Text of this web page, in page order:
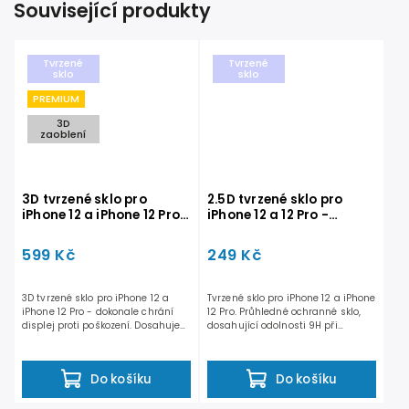
Související produkty
Tvrzené
sklo
PREMIUM
3D
zaoblení
3D tvrzené sklo pro
iPhone 12 a iPhone 12 Pro -
599 Kč
Do košíku
3D tvrzené sklo pro iPhone 12 a
iPhone 12 Pro - dokonale chrání
displej proti poškození. Dosahuje
Tvrzené
sklo
2.5D tvrzené sklo pro
iPhone 12 a 12 Pro -
249 Kč
Do košíku
Tvrzené sklo pro iPhone 12 a iPhone
12 Pro. Průhledné ochranné sklo,
dosahující odolnosti 9H při